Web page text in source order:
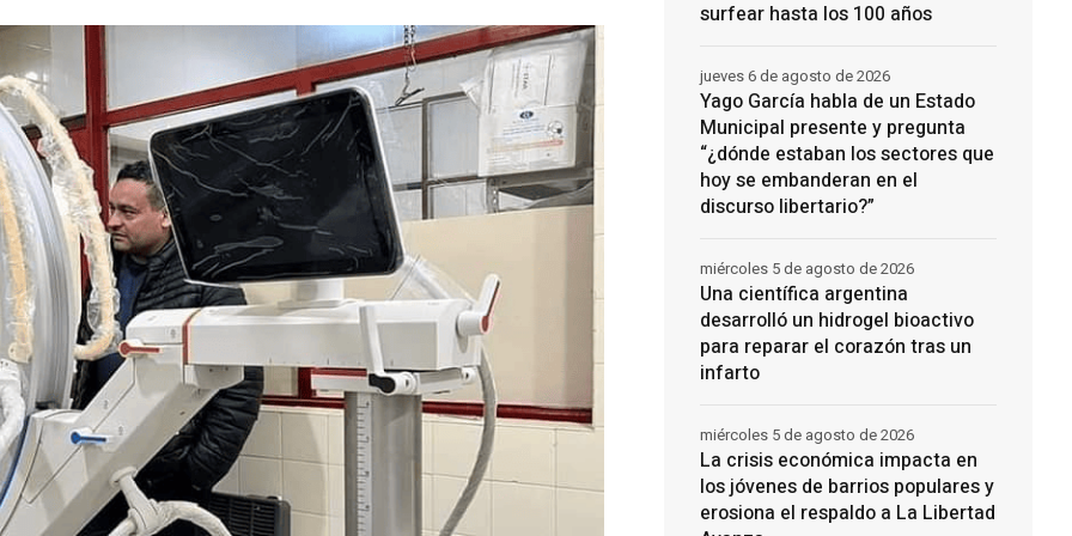
surfear hasta los 100 años
Yago García habla de un Estado
Municipal presente y pregunta
“¿dónde estaban los sectores que
hoy se embanderan en el
discurso libertario?”
jueves 6 de agosto de 2026
Una científica argentina
desarrolló un hidrogel bioactivo
para reparar el corazón tras un
infarto
miércoles 5 de agosto de 2026
La crisis económica impacta en
los jóvenes de barrios populares y
erosiona el respaldo a La Libertad
miércoles 5 de agosto de 2026